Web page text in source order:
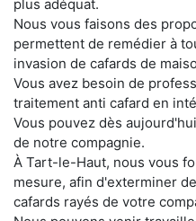
plus adéquat.
Nous vous faisons des
permettent de remédier à
invasion de cafards de
Vous avez besoin de
traitement anti cafard en
Vous pouvez dès
de notre compagnie.
À Tart-le-Haut, nous vous
mesure, afin d'exterminer
cafards rayés de votre